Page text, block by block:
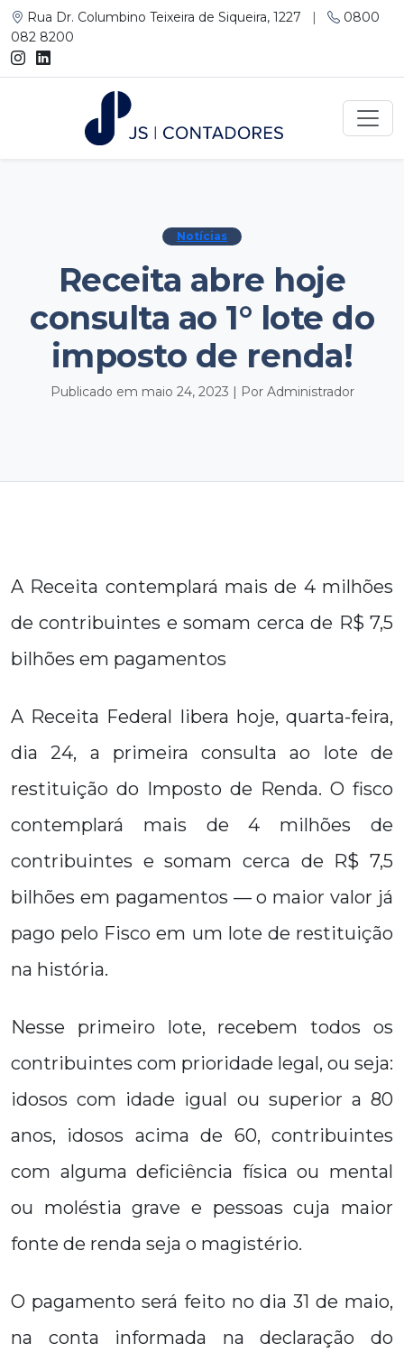
Rua Dr. Columbino Teixeira de Siqueira, 1227 |
0800
082 8200
Notícias
Receita abre hoje
consulta ao 1° lote do
imposto de renda!
Publicado em maio 24, 2023 | Por Administrador
A Receita contemplará mais de 4 milhões
de contribuintes e somam cerca de R$ 7,5
bilhões em pagamentos
A Receita Federal libera hoje, quarta-feira,
dia 24, a primeira consulta ao lote de
restituição do Imposto de Renda. O fisco
contemplará mais de 4 milhões de
contribuintes e somam cerca de R$ 7,5
bilhões em pagamentos — o maior valor já
pago pelo Fisco em um lote de restituição
na história.
Nesse primeiro lote, recebem todos os
contribuintes com prioridade legal, ou seja:
idosos com idade igual ou superior a 80
anos, idosos acima de 60, contribuintes
com alguma deficiência física ou mental
ou moléstia grave e pessoas cuja maior
fonte de renda seja o magistério.
O pagamento será feito no dia 31 de maio,
na conta informada na declaração do